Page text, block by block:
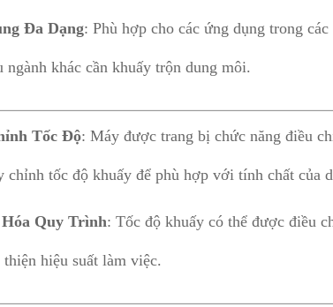
Đa Dạng: Phù hợp cho các ứng dụng trong
ngành khác cần khuấy trộn dung môi.
Tốc Độ: Máy được trang bị chức năng điều
chỉnh tốc độ khuấy để phù hợp với tính chất của
Quy Trình: Tốc độ khuấy có thể được điều
hiệu suất làm việc.